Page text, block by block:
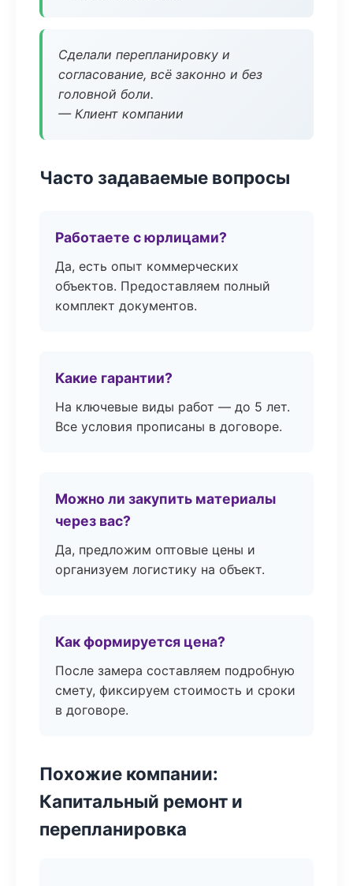
Сделали перепланировку и
согласование, всё законно и без
головной боли.
— Клиент компании
Часто задаваемые вопросы
Работаете с юрлицами?
Да, есть опыт коммерческих
объектов. Предоставляем полный
комплект документов.
Какие гарантии?
На ключевые виды работ — до 5 лет.
Все условия прописаны в договоре.
Можно ли закупить материалы
через вас?
Да, предложим оптовые цены и
организуем логистику на объект.
Как формируется цена?
После замера составляем подробную
смету, фиксируем стоимость и сроки
в договоре.
Похожие компании:
Капитальный ремонт и
перепланировка